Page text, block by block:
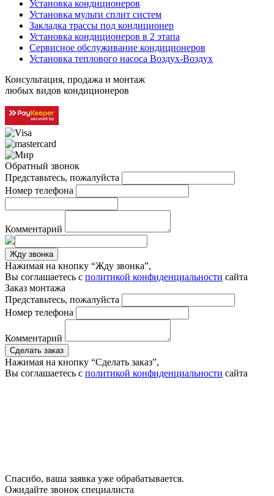
Установка кондиционеров
Установка мульти сплит систем
Закладка трассы под кондиционер
Установка кондиционеров в 2 этапа
Сервисное обслуживание кондиционеров
Установка теплового насоса Воздух-Воздух
Консультация, продажа и монтаж
любых видов кондиционеров
Обратный звонок
Представьтесь, пожалуйста
Номер телефона
Комментарий
Жду звонка
Нажимая на кнопку “Жду звонка”,
Вы соглашаетесь с политикой конфиденциальности сайта
Заказ монтажа
Представьтесь, пожалуйста
Номер телефона
Комментарий
Сделать заказ
Нажимая на кнопку “Сделать заказ”,
Вы соглашаетесь с политикой конфиденциальности сайта
Спасибо, ваша заявка уже обрабатывается.
Ожидайте звонок специалиста